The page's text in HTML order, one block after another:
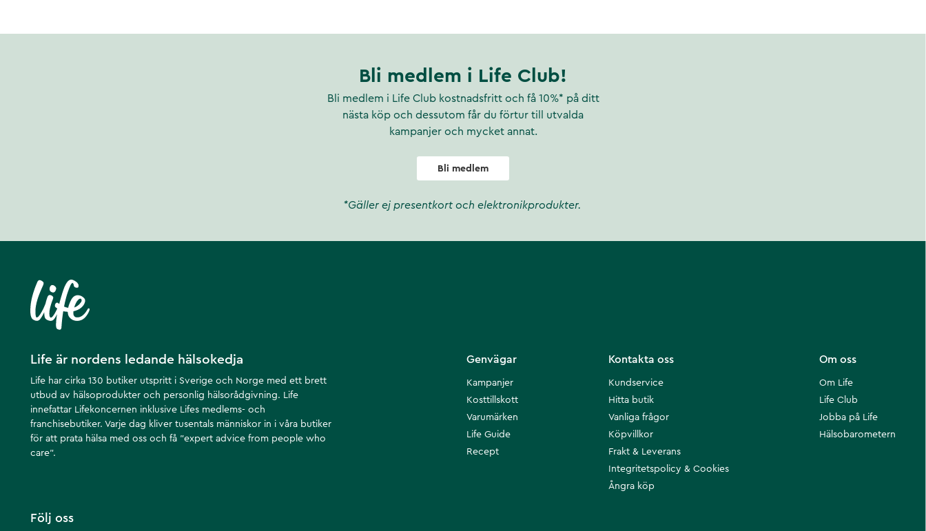
Bli medlem i Life Club!
Bli medlem i Life Club kostnadsfritt och få 10%* på ditt
nästa köp och dessutom får du förtur till utvalda
kampanjer och mycket annat.
Bli medlem
*Gäller ej presentkort och elektronikprodukter.
Life är nordens ledande hälsokedja
Life har cirka 130 butiker utspritt i Sverige och Norge med ett brett
utbud av hälsoprodukter och personlig hälsorådgivning. Life
innefattar Lifekoncernen inklusive Lifes medlems- och
franchisebutiker. Varje dag kliver tusentals människor in i våra butiker
för att prata hälsa med oss och få ”expert advice from people who
care”.
Om oss
Om Life
Life Club
Jobba på Life
Hälsobarometern
Kontakta oss
Kundservice
Hitta butik
Vanliga frågor
Köpvillkor
Frakt & Leverans
Integritetspolicy & Cookies
Ångra köp
Genvägar
Kampanjer
Kosttillskott
Varumärken
Life Guide
Recept
Följ oss